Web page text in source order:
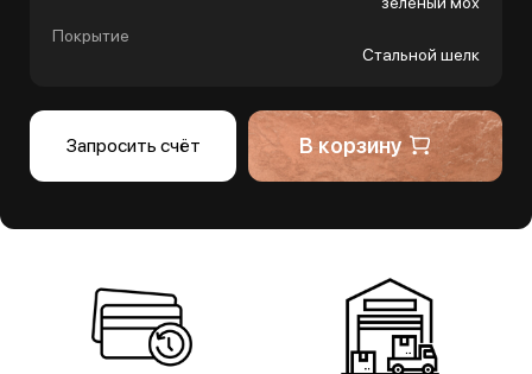
Покрытие
Стальной шелк
Запросить счёт В корзину